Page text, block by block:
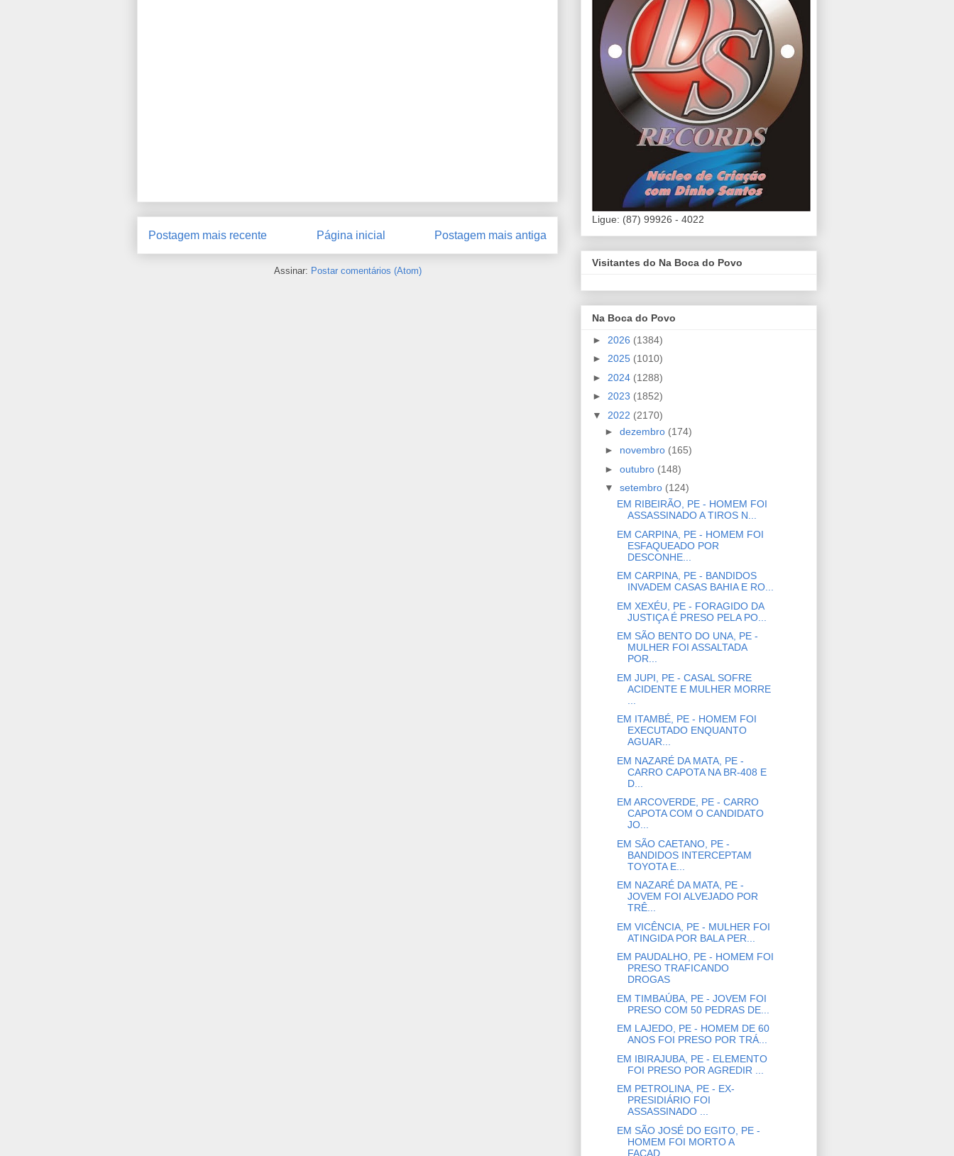
Postagem mais recente Postagem mais antiga
Página inicial
Assinar: Postar comentários (Atom)
Ligue: (87) 99926 - 4022
Visitantes do Na Boca do Povo
Na Boca do Povo
► 2026 (1384)
► 2025 (1010)
► 2024 (1288)
► 2023 (1852)
▼ 2022 (2170)
► dezembro (174)
► novembro (165)
► outubro (148)
▼ setembro (124)
EM RIBEIRÃO, PE - HOMEM FOI
ASSASSINADO A TIROS N...
EM CARPINA, PE - HOMEM FOI
ESFAQUEADO POR
DESCONHE...
EM CARPINA, PE - BANDIDOS
INVADEM CASAS BAHIA E RO...
EM XEXÉU, PE - FORAGIDO DA
JUSTIÇA É PRESO PELA PO...
EM SÃO BENTO DO UNA, PE -
MULHER FOI ASSALTADA
POR...
EM JUPI, PE - CASAL SOFRE
ACIDENTE E MULHER MORRE
EM ITAMBÉ, PE - HOMEM FOI
EXECUTADO ENQUANTO
AGUAR...
EM NAZARÉ DA MATA, PE -
CARRO CAPOTA NA BR-408 E
D...
EM ARCOVERDE, PE - CARRO
CAPOTA COM O CANDIDATO
JO...
EM SÃO CAETANO, PE -
BANDIDOS INTERCEPTAM
TOYOTA E...
EM NAZARÉ DA MATA, PE -
JOVEM FOI ALVEJADO POR
TRÊ...
EM VICÊNCIA, PE - MULHER FOI
ATINGIDA POR BALA PER...
EM PAUDALHO, PE - HOMEM FOI
PRESO TRAFICANDO
DROGAS
EM TIMBAÚBA, PE - JOVEM FOI
PRESO COM 50 PEDRAS DE...
EM LAJEDO, PE - HOMEM DE 60
ANOS FOI PRESO POR TRÁ...
EM IBIRAJUBA, PE - ELEMENTO
FOI PRESO POR AGREDIR ...
EM PETROLINA, PE - EX-
PRESIDIÁRIO FOI
ASSASSINADO ...
EM SÃO JOSÉ DO EGITO, PE -
HOMEM FOI MORTO A
FACAD...